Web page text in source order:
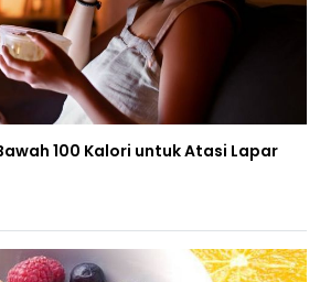
100 Kalori untuk Atasi Lapar